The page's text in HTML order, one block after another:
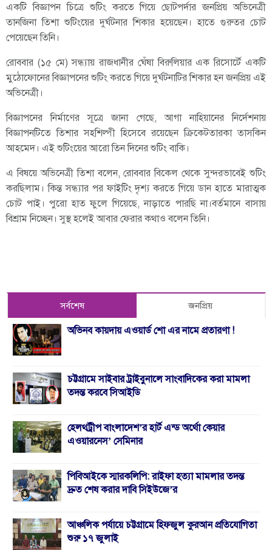
একটি বিজ্ঞাপন চিত্রে শুটিং করতে গিয়ে ছোটপর্দার জনপ্রিয় অভিনেত্রী
তানজিনা তিশা শুটিংয়ের দুর্ঘটনার শিকার হয়েছেন। হাতে গুরুতর চোট
পেয়েছেন তিনি।
রোববার (১৫ মে) সন্ধ্যায় রাজধানীর ঘেঁষা বিরুলিয়ার এক রিসোর্টে একটি
মুঠোফোনের বিজ্ঞাপনের শুটিং করতে গিয়ে দুর্ঘটনাটির শিকার হন জনপ্রিয় এই
অভিনেত্রী।
বিজ্ঞাপনের নির্মাণের সূত্রে জানা গেছে, আগা নাহিয়ানের নির্দেশনায়
বিজ্ঞাপনটিতে তিশার সহশিল্পী হিসেবে রয়েছেন ক্রিকেটতারকা তাসকিন
আহমেদ। এই শুটিংয়ের আরো তিন দিনের শুটিং বাকি।
এ বিষয়ে অভিনেত্রী তিশা বলেন, রোববার বিকেল থেকে সুন্দরভাবেই শুটিং
করছিলাম। কিন্ত সন্ধ্যার পর ফাইটিং দৃশ্য করতে গিয়ে ডান হাতে মারাত্মক
চোট পাই। পুরো হাত ফুলে গিয়েছে, নাড়াতে পারছি না।বর্তমানে বাসায়
বিশ্রাম নিচ্ছেন। সুস্থ হলেই আবার ফেরার কথাও বলেন তিনি।
সর্বশেষ জনপ্রিয়
অভিনব কায়দায় এওয়ার্ড শো এর নামে প্রতারণা !
চট্টগ্রামে সাইবার ট্রাইবুনালে সাংবাদিকের করা মামলা
তদন্ত করবে সিআইডি
হেলথট্রীপ বাংলাদেশ’র হার্ট এন্ড অর্থো কেয়ার
এওয়ারনেস’ সেমিনার
পিবিআইকে স্মারকলিপি: রাইফা হত্যা মামলার তদন্ত
দ্রুত শেষ করার দাবি সিইউজে’র
আঞ্চলিক পর্যায়ে চট্টগ্রামে হিফজুল কুরআন প্রতিযোগিতা
শুরু ১৭ জুলাই